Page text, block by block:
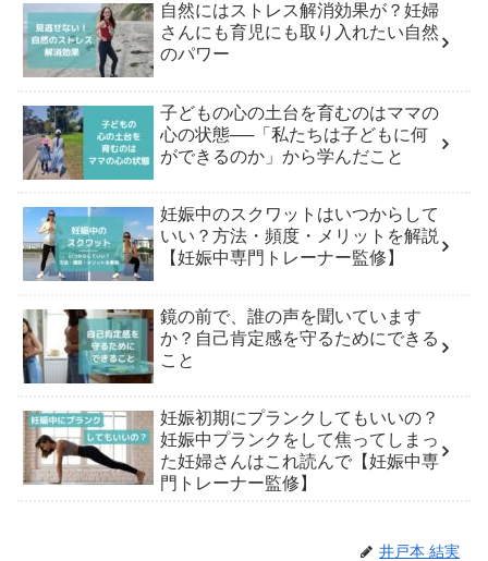
自然にはストレス解消効果が？妊婦
さんにも育児にも取り入れたい自然
のパワー
子どもの心の土台を育むのはママの
心の状態──「私たちは子どもに何
ができるのか」から学んだこと
妊娠中のスクワットはいつからして
いい？方法・頻度・メリットを解説
【妊娠中専門トレーナー監修】
鏡の前で、誰の声を聞いています
か？自己肯定感を守るためにできる
こと
妊娠初期にプランクしてもいいの？
妊娠中プランクをして焦ってしまっ
た妊婦さんはこれ読んで【妊娠中専
門トレーナー監修】
井戸本 結実